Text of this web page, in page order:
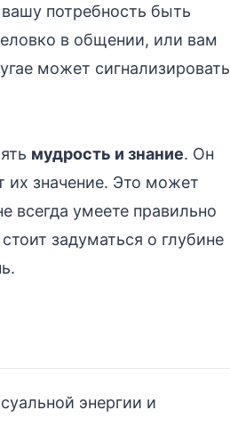
потребность быть
в общении, или вам
может сигнализировать
мудрость и знание. Он
их значение. Это может
всегда умеете правильно
задуматься о глубине
энергии и